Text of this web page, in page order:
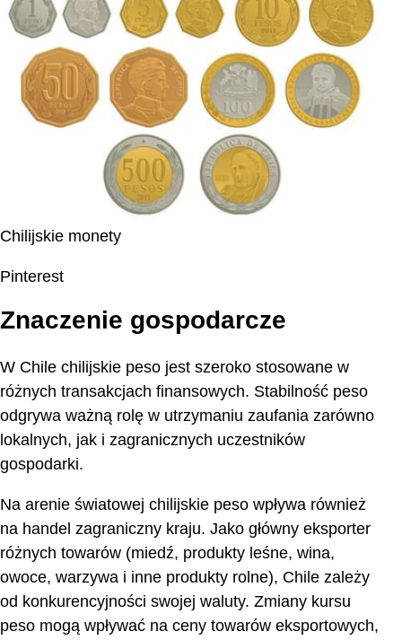
Chilijskie monety
Pinterest
Znaczenie gospodarcze
W Chile chilijskie peso jest szeroko stosowane w
różnych transakcjach finansowych. Stabilność peso
odgrywa ważną rolę w utrzymaniu zaufania zarówno
lokalnych, jak i zagranicznych uczestników
gospodarki.
Na arenie światowej chilijskie peso wpływa również
na handel zagraniczny kraju. Jako główny eksporter
różnych towarów (miedź, produkty leśne, wina,
owoce, warzywa i inne produkty rolne), Chile zależy
od konkurencyjności swojej waluty. Zmiany kursu
peso mogą wpływać na ceny towarów eksportowych,